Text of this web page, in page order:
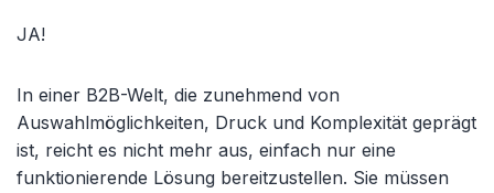
JA!
In einer B2B-Welt, die zunehmend von
Auswahlmöglichkeiten, Druck und Komplexität geprägt
ist, reicht es nicht mehr aus, einfach nur eine
funktionierende Lösung bereitzustellen. Sie müssen